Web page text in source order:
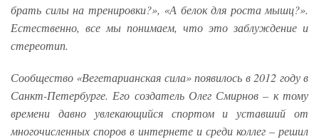
брать силы на тренировки?», «А белок для роста мышц?».
Естественно, все мы понимаем, что это заблуждение и
стереотип.
Сообщество «Вегетарианская сила» появилось в 2012 году в
Санкт-Петербурге. Его создатель Олег Смирнов – к тому
времени давно увлекающийся спортом и уставший от
многочисленных споров в интернете и среди коллег – решил